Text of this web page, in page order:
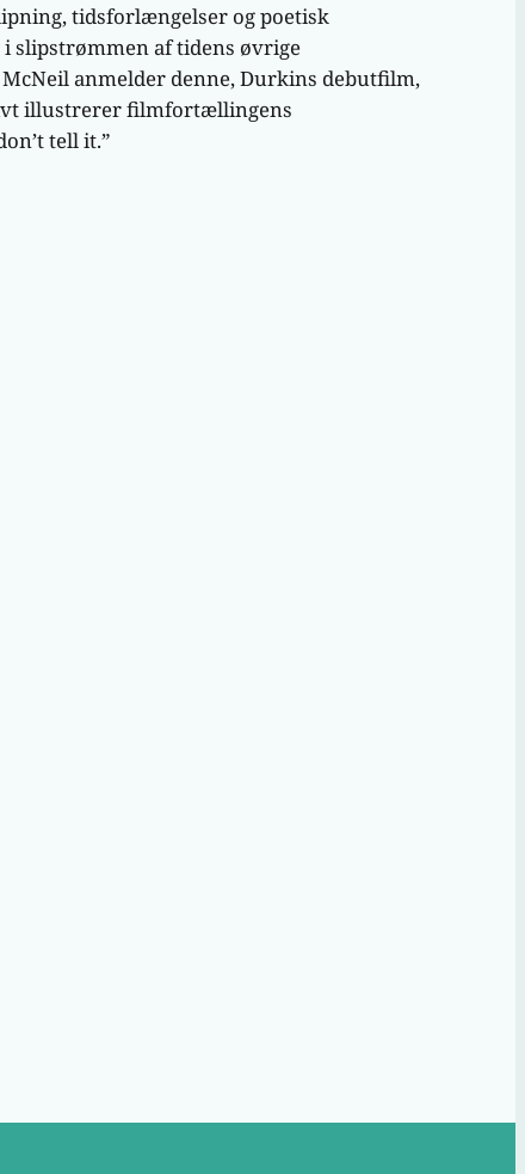
tidsforlængelser og poetisk
slipstrømmen af tidens øvrige
anmelder denne, Durkins debutfilm,
illustrerer filmfortællingens
tell it.”